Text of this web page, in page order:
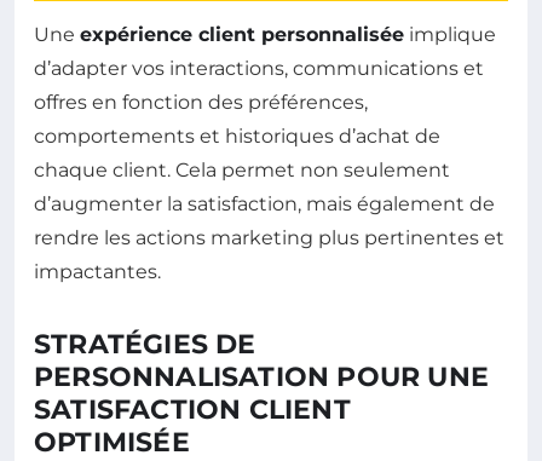
Une expérience client personnalisée implique
d’adapter vos interactions, communications et
offres en fonction des préférences,
comportements et historiques d’achat de
chaque client. Cela permet non seulement
d’augmenter la satisfaction, mais également de
rendre les actions marketing plus pertinentes et
impactantes.
STRATÉGIES DE
PERSONNALISATION POUR UNE
SATISFACTION CLIENT
OPTIMISÉE